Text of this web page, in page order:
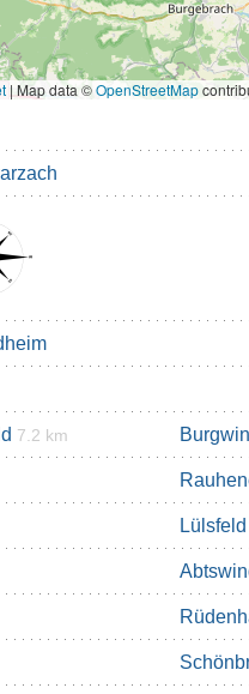
| Map data ©OpenStreetMap
7.2 km
Lülsfeld